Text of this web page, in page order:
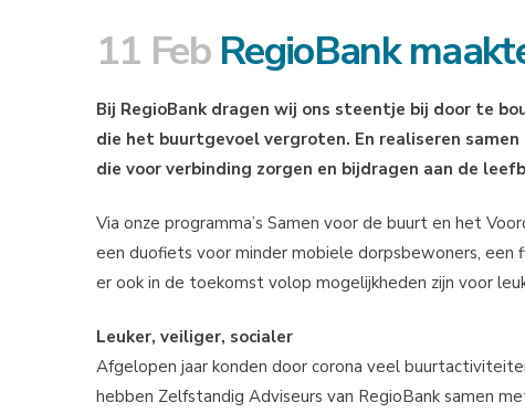
11 FebRegioBank
Bij RegioBank dragen wij ons steentje bij door te
die het buurtgevoel vergroten. En realiseren
die voor verbinding zorgen en bijdragen aan de
Via onze programma’s Samen voor de buurt en het
een duofiets voor minder mobiele dorpsbewoners,
er ook in de toekomst volop mogelijkheden zijn voor
Leuker, veiliger, socialer
Afgelopen jaar konden door corona veel
hebben Zelfstandig Adviseurs van RegioBank samen